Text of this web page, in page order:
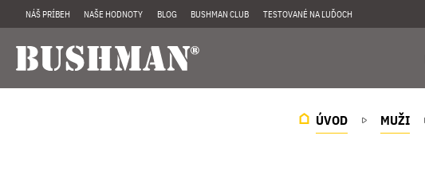
NÁŠ PRÍBEH NAŠE HODNOTY BLOG BUSHMAN CLUB TESTOVANÉ NA ĽUĎOCH
ÚVOD MUŽI